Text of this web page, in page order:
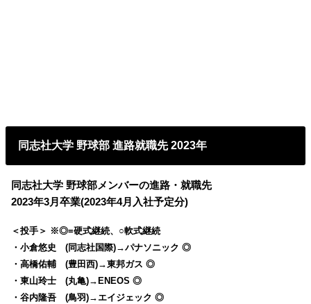
同志社大学 野球部 進路就職先 2023年
同志社大学 野球部メンバーの進路・就職先
2023年3月卒業(2023年4月入社予定分)
＜投手＞ ※◎=硬式継続、○軟式継続
・小倉悠史 (同志社国際)→パナソニック ◎
・高橋佑輔 (豊田西)→東邦ガス ◎
・東山玲士 (丸亀)→ENEOS ◎
・谷内隆吾 (鳥羽)→エイジェック ◎